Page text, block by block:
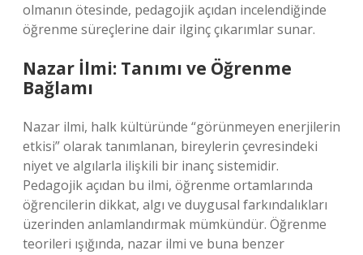
olmanın ötesinde, pedagojik açıdan incelendiğinde
öğrenme süreçlerine dair ilginç çıkarımlar sunar.
Nazar İlmi: Tanımı ve Öğrenme
Bağlamı
Nazar ilmi, halk kültüründe “görünmeyen enerjilerin
etkisi” olarak tanımlanan, bireylerin çevresindeki
niyet ve algılarla ilişkili bir inanç sistemidir.
Pedagojik açıdan bu ilmi, öğrenme ortamlarında
öğrencilerin dikkat, algı ve duygusal farkındalıkları
üzerinden anlamlandırmak mümkündür. Öğrenme
teorileri ışığında, nazar ilmi ve buna benzer